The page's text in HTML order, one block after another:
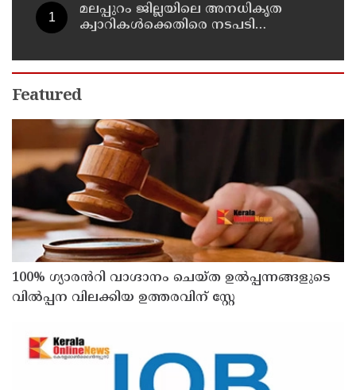
മലപ്പുറം ജില്ലയിലെ അനധികൃത
ക്വാറികള്‍ക്കെതിരെ നടപടി
Featured
100% ഗ്യാരൻറി വാഗ്ദാനം ചെയ്ത ഉൽപ്പന്നങ്ങളുടെ
വിൽപ്പന വിലക്കിയ ഉത്തരവിന് സ്റ്റേ